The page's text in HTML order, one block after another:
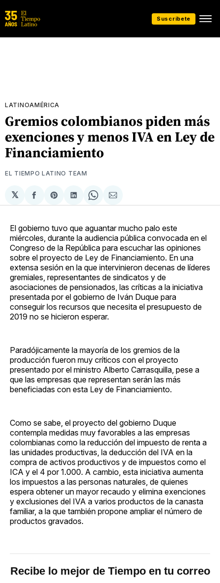
Suscríbete
LATINOAMÉRICA
Gremios colombianos piden más
exenciones y menos IVA en Ley de
Financiamiento
EL TIEMPO LATINO TEAM
𝕏
Compartir
en
Share
on
Compartir
en
Share
on
Compartir
via
El gobierno tuvo que aguantar mucho palo este
miércoles, durante la audiencia pública convocada en el
Congreso de la República para escuchar las opiniones
sobre el proyecto de Ley de Financiamiento. En una
extensa sesión en la que intervinieron decenas de líderes
gremiales, representantes de sindicatos y de
asociaciones de pensionados, las críticas a la iniciativa
presentada por el gobierno de Iván Duque para
conseguir los recursos que necesita el presupuesto de
2019 no se hicieron esperar.
Paradójicamente la mayoría de los gremios de la
producción fueron muy críticos con el proyecto
presentado por el ministro Alberto Carrasquilla, pese a
que las empresas que representan serán las más
beneficiadas con esta Ley de Financiamiento.
Como se sabe, el proyecto del gobierno Duque
contempla medidas muy favorables a las empresas
colombianas como la reducción del impuesto de renta a
las unidades productivas, la deducción del IVA en la
compra de activos productivos y de impuestos como el
ICA y el 4 por 1.000. A cambio, esta iniciativa aumenta
los impuestos a las personas naturales, de quienes
espera obtener un mayor recaudo y elimina exenciones
y exclusiones del IVA a varios productos de la canasta
familiar, a la que también propone ampliar el número de
productos gravados.
Recibe lo mejor de Tiempo en tu correo